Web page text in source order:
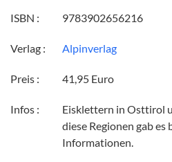
ISBN : 9783902656216
Verlag : Alpinverlag
Preis : 41,95 Euro
Infos :
Eisklettern in Osttirol
diese Regionen gab
Informationen.